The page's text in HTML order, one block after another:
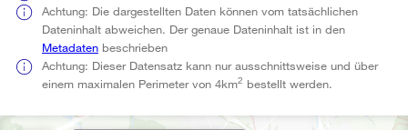
Achtung: Die dargestellten Daten können vom tatsächlichen
Dateninhalt abweichen. Der genaue Dateninhalt ist in den
Metadaten beschrieben
Achtung: Dieser Datensatz kann nur ausschnittsweise und über
einem maximalen Perimeter von 4km2 bestellt werden.